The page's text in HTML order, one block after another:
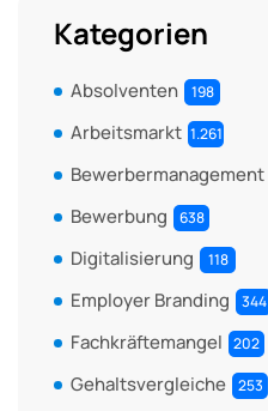
Kategorien
Absolventen 198
Arbeitsmarkt 1.261
Bewerbermanagement
Bewerbung 638
Digitalisierung 118
Employer Branding 344
Fachkräftemangel 202
Gehaltsvergleiche 253